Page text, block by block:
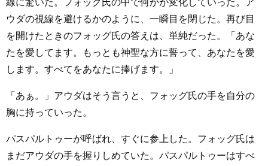
ウダの視線を避けるかのように、一瞬目を閉じた。再び目
を開けたときのフォッグ氏の答えは、単純だった。「あな
たを愛してます。もっとも神聖な方に誓って、あなたを愛
します。すべてをあなたに捧げます。」
「あぁ。」アウダはそう言うと、フォッグ氏の手を自分の
胸に持っていった。
パスパルトゥーが呼ばれ、すぐに参上した。フォッグ氏は
まだアウダの手を握りしめていた。パスパルトゥーはすべ